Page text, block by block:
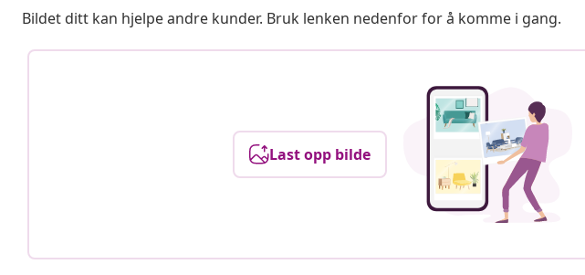
Bildet ditt kan hjelpe andre kunder. Bruk lenken nedenfor for å komme i gang.
Last opp bilde